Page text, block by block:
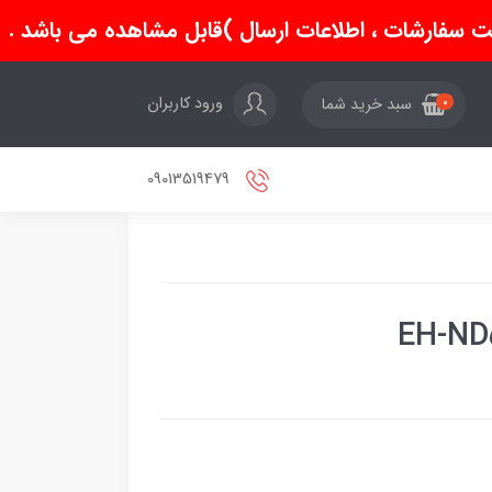
، اطلاعات ارسال )قابل مشاهده می باشد .
0 سبد خرید شما ورود کاربران